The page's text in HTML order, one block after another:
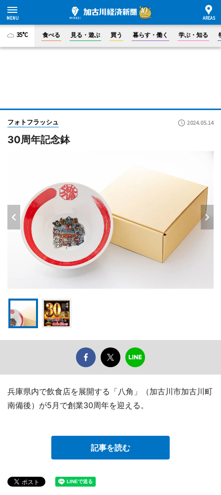
35°C 食べる 見る・遊ぶ 買う 暮らす・働く 学ぶ・知る
フォトフラッシュ 2024.05.14
30周年記念鉢
兵庫県内で飲食店を展開する「八角」（加古川市加古川町
南備後）が5月で創業30周年を迎える。
記事を読む